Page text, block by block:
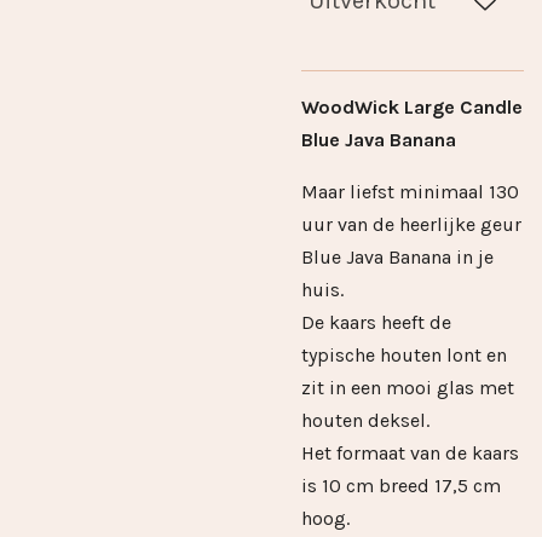
WoodWick Large Candle
Blue Java Banana
​​Maar liefst minimaal 130
uur van de heerlijke geur
Blue Java Banana in je
huis.
De kaars heeft de
typische houten lont en
zit in een mooi glas met
houten deksel.
Het formaat van de kaars
is 10 cm breed 17,5 cm
hoog.